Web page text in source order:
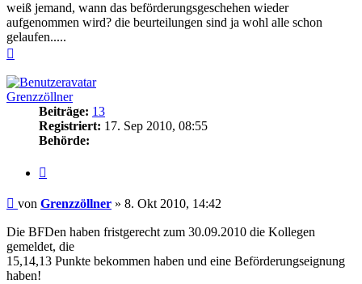
weiß jemand, wann das beförderungsgeschehen wieder
aufgenommen wird? die beurteilungen sind ja wohl alle schon
gelaufen.....
Grenzzöllner
Beiträge: 13
Registriert: 17. Sep 2010, 08:55
Behörde:
Beitrag
von Grenzzöllner » 8. Okt 2010, 14:42
Die BFDen haben fristgerecht zum 30.09.2010 die Kollegen
gemeldet, die
15,14,13 Punkte bekommen haben und eine Beförderungseignung
haben!